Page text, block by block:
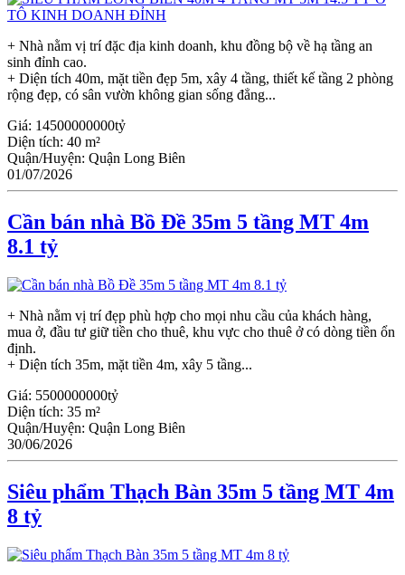
+ Nhà nằm vị trí đặc địa kinh doanh, khu đồng bộ về hạ tầng an
sinh đỉnh cao.
+ Diện tích 40m, mặt tiền đẹp 5m, xây 4 tầng, thiết kế tầng 2 phòng
rộng đẹp, có sân vườn không gian sống đẳng...
Giá: 14500000000tỷ
Diện tích: 40 m²
Quận/Huyện: Quận Long Biên
01/07/2026
Cần bán nhà Bồ Đề 35m 5 tầng MT 4m
8.1 tỷ
+ Nhà nằm vị trí đẹp phù hợp cho mọi nhu cầu của khách hàng,
mua ở, đầu tư giữ tiền cho thuê, khu vực cho thuê ở có dòng tiền ổn
định.
+ Diện tích 35m, mặt tiền 4m, xây 5 tầng...
Giá: 5500000000tỷ
Diện tích: 35 m²
Quận/Huyện: Quận Long Biên
30/06/2026
Siêu phẩm Thạch Bàn 35m 5 tầng MT 4m
8 tỷ